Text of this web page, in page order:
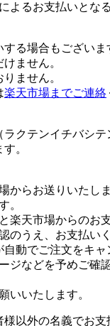
るお支払いとな
る場合もございま
ません。
ません。
楽天市場までご連絡
クテンイチバシ
。
からお送りいたしま
。
天市場からのお
のうえ、お支払いく
動でご注文をキャ
ジなどを予めご
いいたします。
以外の名義でお